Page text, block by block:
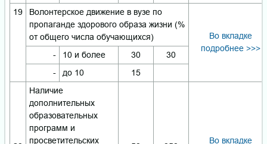
19
Волонтерское движение в вузе по
пропаганде здорового образа жизни (%
от общего числа обучающихся)
Во вкладке
подробнее >>>
- 10 и более 30
30
-
до 10 15
Наличие
дополнительных
образовательных
программ и
просветительских
Во вкладке